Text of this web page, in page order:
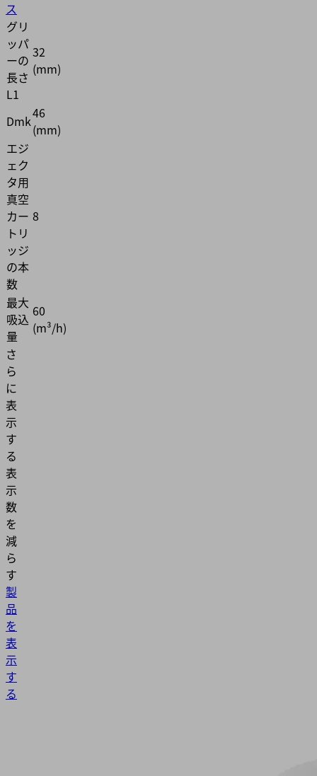
ス
グリ
ッパ
ーの
長さ
L1
32
(mm)
Dmk46
(mm)
エジ
ェク
タ用
真空
カー
トリ
ッジ
の本
数
8
最大
吸込
量
60
(m³/h)
さ
ら
に
表
示
す
る
表
示
数
を
減
ら
す
製
品
を
表
示
す
る